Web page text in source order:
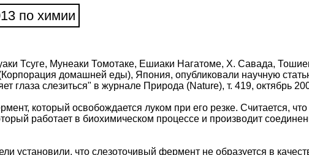
по химии
Тсуге, Мунеаки Томотаке, Ешиаки Нагатоме, Х. Савада,
домашней еды), Япония, опубликовали научную
глаза слезиться" в журнале Природа (Nature), т. 419, октябрь
который освобождается луком при его резке. Считается,
работает в биохимическом процессе и производит
установили, что слезоточивый фермент не образуется в